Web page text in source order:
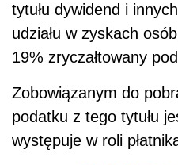
tytułu dywidend i
udziału w zyskach
19% zryczałtowany
Zobowiązanym do
podatku z tego tytułu
występuje w roli